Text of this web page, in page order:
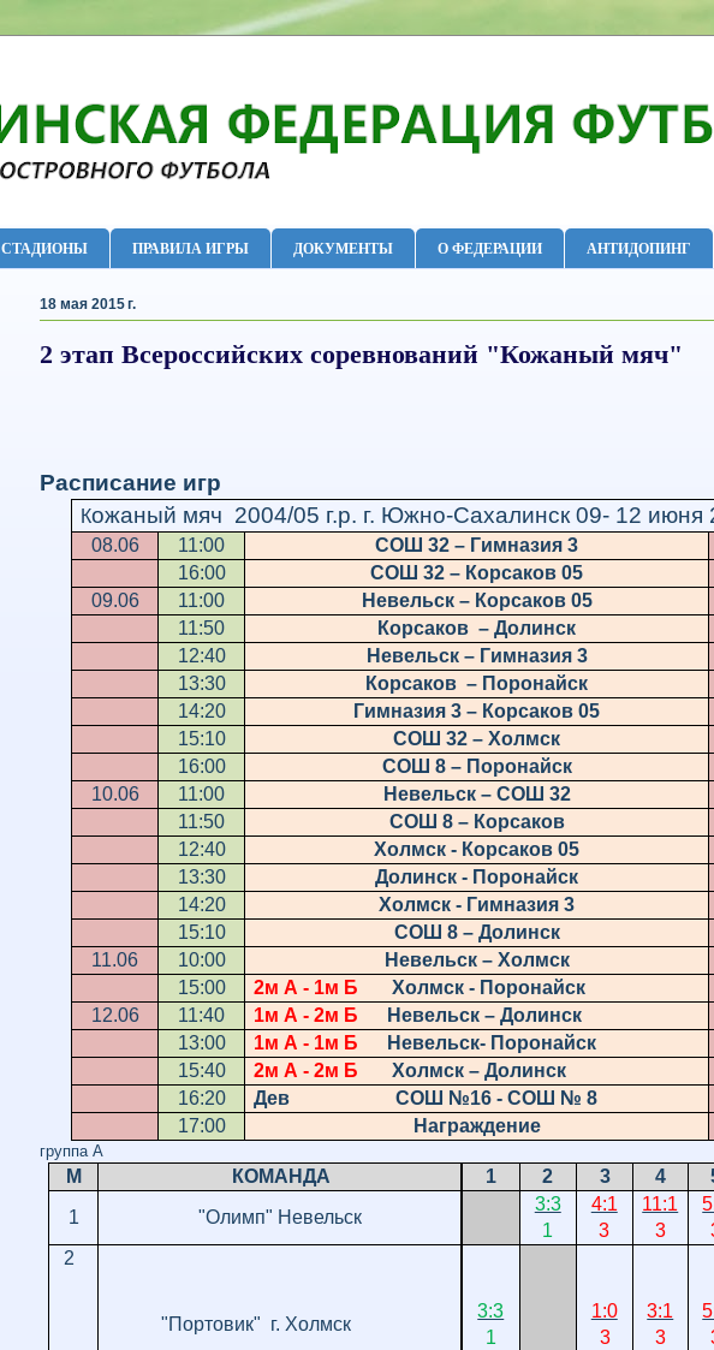
СТАДИОНЫ ПРАВИЛА ИГРЫ ДОКУМЕНТЫ О ФЕДЕРАЦИИ АНТИДОПИНГ
18 мая 2015 г.
2 этап Всероссийских соревнований "Кожаный мяч"
Расписание игр
Кожаный мяч 2004/05 г.р. г. Южно-Сахалинск 09- 12 июня
08.06 11:00 СОШ 32 – Гимназия 3
16:00
СОШ 32 – Корсаков 05
09.06
11:00 Невельск – Корсаков 05
11:50
Корсаков – Долинск
12:40
Невельск – Гимназия 3
13:30
Корсаков – Поронайск
14:20
Гимназия 3 – Корсаков 05
15:10
СОШ 32 – Холмск
16:00
СОШ 8 – Поронайск
10.06
11:00 Невельск – СОШ 32
11:50
СОШ 8 – Корсаков
12:40
Холмск - Корсаков 05
13:30
Долинск - Поронайск
14:20
Холмск - Гимназия 3
15:10
СОШ 8 – Долинск
11.06
10:00 Невельск – Холмск
15:00
2м А - 1м Б Холмск - Поронайск
12.06
11:40 1м А - 2м Б Невельск – Долинск
13:00
1м А - 1м Б Невельск- Поронайск
15:40
2м А - 2м Б Холмск – Долинск
16:20
Дев СОШ №16 - СОШ № 8
17:00
Награждение
группа А
М КОМАНДА 1 2 3 4
1
"Олимп" Невельск
3:3
1
4:1
3
11:1
3
2
"Портовик" г. Холмск
3:3
1
1:0
3
3:1
3